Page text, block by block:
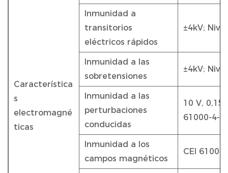
Característica
s
electromagné
ticas
Inmunidad a
transitorios
eléctricos rápidos
±4kV;
Inmunidad a las
sobretensiones
±4kV;
Inmunidad a las
perturbaciones
conducidas
10 V, 0,15
61000-4-6
Inmunidad a los
campos magnéticos
CEI